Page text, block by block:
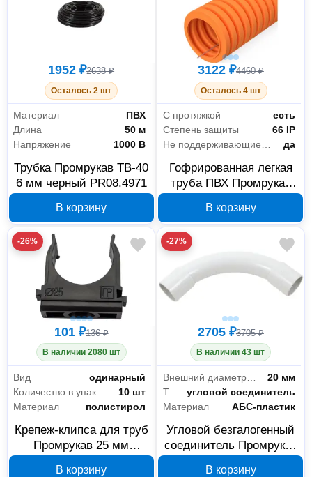
1952 ₽2638 ₽
Осталось 2 шт
Материал
ПВХ
Длина
50 м
Напряжение
1000 В
Трубка Промрукав ТВ-40
6 мм черный PR08.4971
В корзину
3122 ₽4460 ₽
Осталось 4 шт
С протяжкой
есть
Степень защиты
66 IP
да
Гофрированная легкая
труба ПВХ Промрукав
PR01.0130
В корзину
-26%
101 ₽136 ₽
В наличии 2080 шт
Вид
одинарный
10 шт
Материал
полистирол
Крепеж-клипса для труб
Промрукав 25 мм
В корзину
-27%
2705 ₽3705 ₽
В наличии 43 шт
Внешний диаметр трубы
20 мм
Тип
угловой соединитель
Материал
АБС-пластик
Угловой безгалогенный
соединитель Промрукав
В корзину